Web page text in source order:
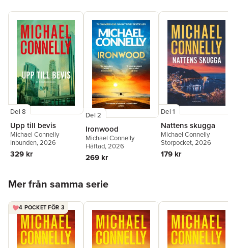
Del 8
Upp till bevis
Michael Connelly
Inbunden, 2026
329 kr
Del 2
Ironwood
Michael Connelly
Häftad, 2026
269 kr
Del 1
Nattens skugga
Michael Connelly
Storpocket, 2026
179 kr
Mer från samma serie
4 POCKET FÖR 3